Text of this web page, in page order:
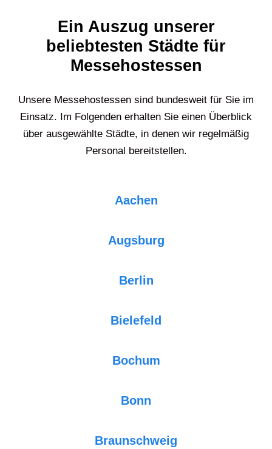
Ein Auszug unserer
beliebtesten Städte für
Messehostessen
Unsere Messehostessen sind bundesweit für Sie im
Einsatz. Im Folgenden erhalten Sie einen Überblick
über ausgewählte Städte, in denen wir regelmäßig
Personal bereitstellen.
Aachen
Augsburg
Berlin
Bielefeld
Bochum
Bonn
Braunschweig